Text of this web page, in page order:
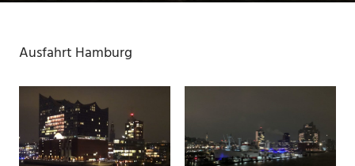
Ausfahrt Hamburg